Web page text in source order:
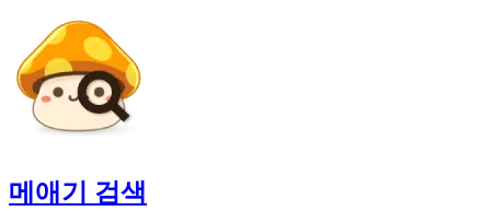
메애기 검색